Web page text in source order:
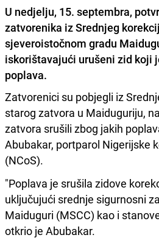
U nedjelju, 15. septembra,
zatvorenika iz Srednjeg
sjeveroistočnom gradu
iskorištavajući urušeni zid koji
poplava.
Zatvorenici su pobjegli iz
starog zatvora u Maiduguriju,
zatvora srušili zbog jakih
Abubakar, portparol Nigerijske
(NCoS).
"Poplava je srušila zidove
uključujući srednje sigurnosni
Maiduguri (MSCC) kao i
otkrio je Abubakar.